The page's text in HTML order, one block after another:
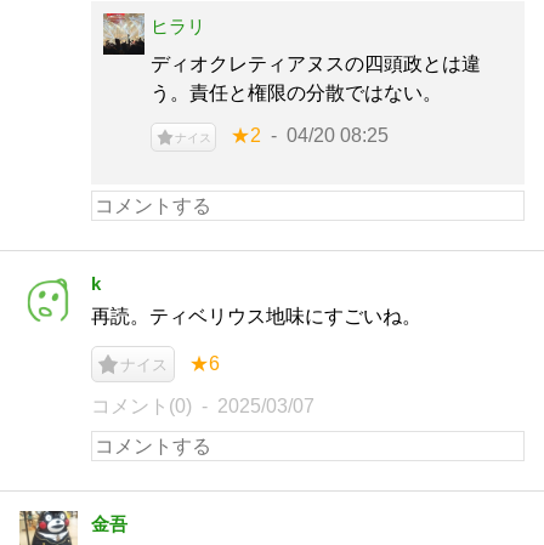
ヒラリ
ディオクレティアヌスの四頭政とは違
う。責任と権限の分散ではない。
ナイス ★2 04/20 08:25
k
再読。ティベリウス地味にすごいね。
ナイス ★6
コメント(0) 2025/03/07
金吾